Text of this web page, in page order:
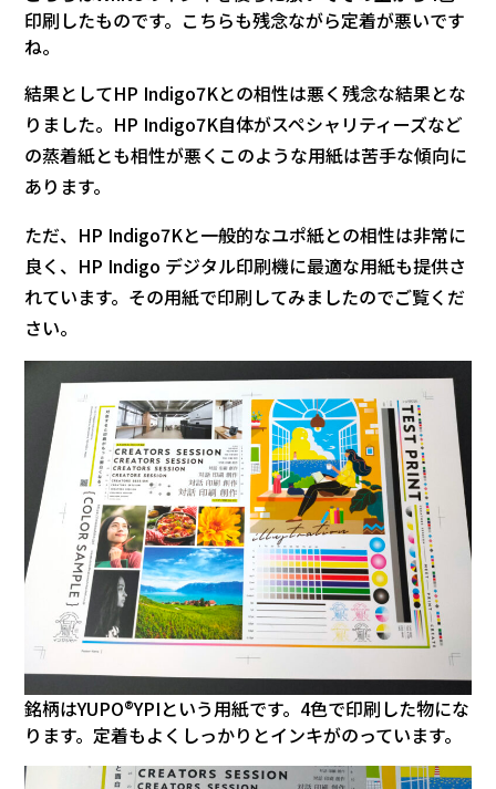
印刷したものです。こちらも残念ながら定着が悪いです
ね。
結果としてHP Indigo7Kとの相性は悪く残念な結果とな
りました。HP Indigo7K自体がスペシャリティーズなど
の蒸着紙とも相性が悪くこのような用紙は苦手な傾向に
あります。
ただ、HP Indigo7Kと一般的なユポ紙との相性は非常に
良く、HP Indigo デジタル印刷機に最適な用紙も提供さ
れています。その用紙で印刷してみましたのでご覧くだ
さい。
銘柄はYUPO®YPIという用紙です。4色で印刷した物にな
ります。定着もよくしっかりとインキがのっています。